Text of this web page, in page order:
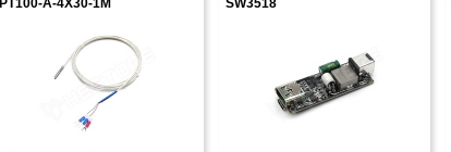
PT100-A-4X30-1M SW3518